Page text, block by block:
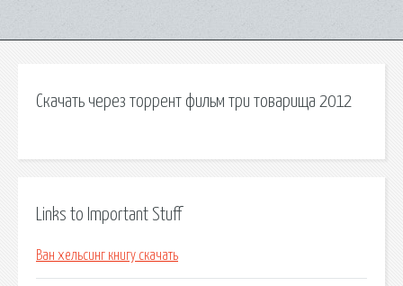
Скачать через торрент фильм три товарища 2012
Links to Important Stuff
Ван хельсинг книгу скачать